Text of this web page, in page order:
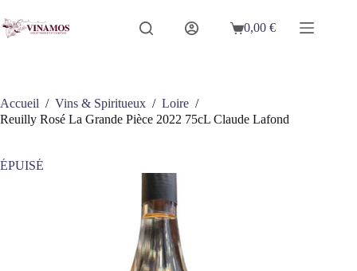
au
contenu
Panier
0,00€
Accueil / Vins & Spiritueux / Loire /
Reuilly Rosé La Grande Pièce 2022 75cL Claude Lafond
ÉPUISÉ